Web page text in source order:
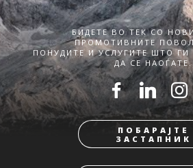
БИДЕТЕ ВО ТЕК СО
ПРОМОТИВНИТЕ
ПОНУДИТЕ И УСЛУГИТЕ ШТО ГИ
ДА СЕ НАОЃАТЕ.
ПОБАРАЈТЕ
ЗАСТАПНИК